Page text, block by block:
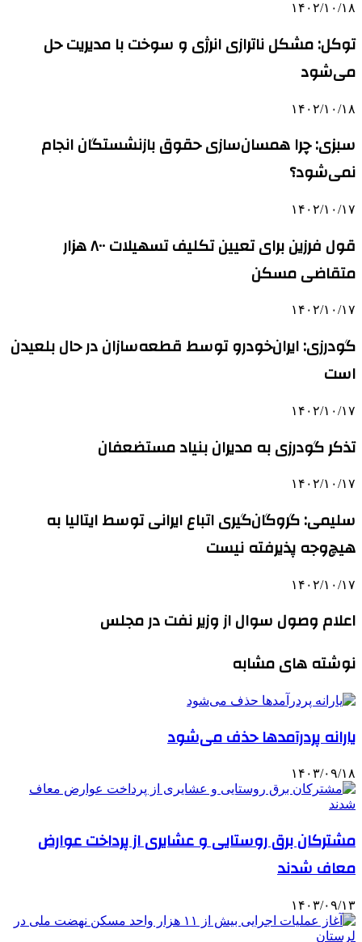
۱۴۰۲/۱۰/۱۸
توکل: مشکل ناترازی انرژی و سوخت با مدیریت حل
می‌شود
۱۴۰۲/۱۰/۱۸
سبزی: چرا همسان‌سازی حقوق بازنشستگان انجام
نمی‌شود؟
۱۴۰۲/۱۰/۱۷
قول فرزین برای تعیین تکلیف تسهیلات ۸۰۰ هزار
متقاضی مسکن
۱۴۰۲/۱۰/۱۷
گودرزی: ایران‌خودرو توسط قطعه‌سازان در حال بلعیدن
است
۱۴۰۲/۱۰/۱۷
تذکر گودرزی به مدیران بنیاد مستضعفان
۱۴۰۲/۱۰/۱۷
سلیمی: گروگان‌گیری اتباع ایرانی توسط ایتالیا به
هیچ‌وجه پذیرفته نیست
۱۴۰۲/۱۰/۱۷
اعلام وصول سوال از وزیر نفت در مجلس
نوشته های مشابه
یارانه پردرآمدها حذف می‌شود
۱۴۰۳/۰۹/۱۸
مشترکان برق ‏روستایی و عشایری از پرداخت عوارض
معاف شدند
۱۴۰۳/۰۹/۱۳